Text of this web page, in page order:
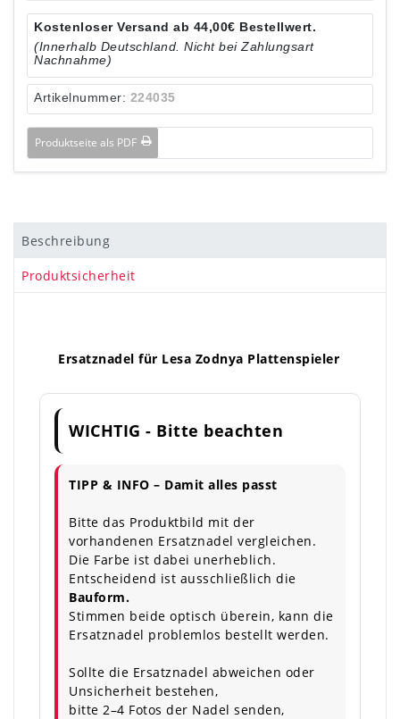
Kostenloser Versand ab 44,00€ Bestellwert.
(Innerhalb Deutschland. Nicht bei Zahlungsart
Nachnahme)
Artikelnummer: 224035
Produktseite als PDF
Beschreibung
Produktsicherheit
Ersatznadel für Lesa Zodnya Plattenspieler
WICHTIG - Bitte beachten
TIPP & INFO – Damit alles passt
Bitte das Produktbild mit der
vorhandenen Ersatznadel vergleichen.
Die Farbe ist dabei unerheblich.
Entscheidend ist ausschließlich die
Bauform.
Stimmen beide optisch überein, kann die
Ersatznadel problemlos bestellt werden.
Sollte die Ersatznadel abweichen oder
Unsicherheit bestehen,
bitte 2–4 Fotos der Nadel senden,